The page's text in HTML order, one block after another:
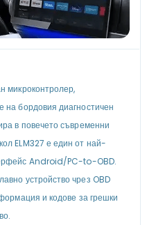
микроконтролер,
на бордовия диагностичен
в повечето съвременни
ELM327 е един от най-
Android/PC-to-OBD.
устройство чрез OBD
и кодове за грешки